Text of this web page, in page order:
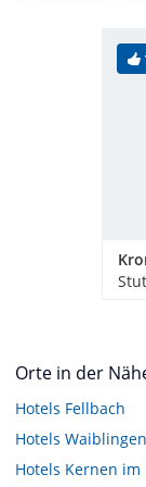
Orte in der
Hotels Fellbach
Hotels Waiblingen
Hotels Kernen im